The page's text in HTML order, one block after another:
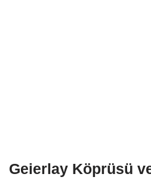
Geierlay Köprüsü